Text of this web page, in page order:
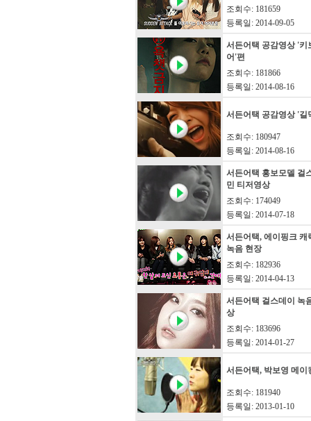
조회수: 181659
등록일: 2014-09-05
서든어택 공감영상 '키
어'편
조회수: 181866
등록일: 2014-08-16
서든어택 공감영상 '길
조회수: 180947
등록일: 2014-08-16
서든어택 홍보모델 걸
민 티저영상
조회수: 174049
등록일: 2014-07-18
서든어택, 에이핑크 캐
녹음 현장
조회수: 182936
등록일: 2014-04-13
서든어택 걸스데이 녹
상
조회수: 183696
등록일: 2014-01-27
서든어택, 박보영 메이
조회수: 181940
등록일: 2013-01-10